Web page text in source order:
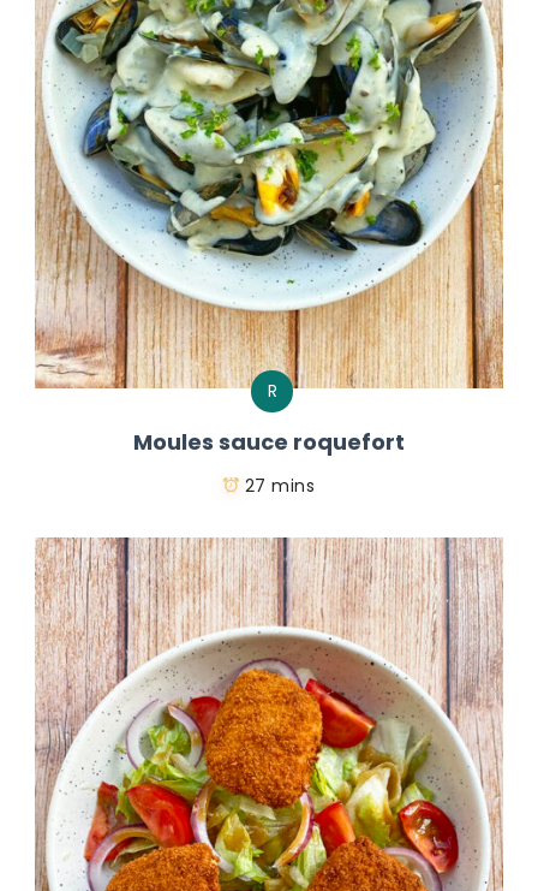
R
Moules sauce roquefort
27 mins